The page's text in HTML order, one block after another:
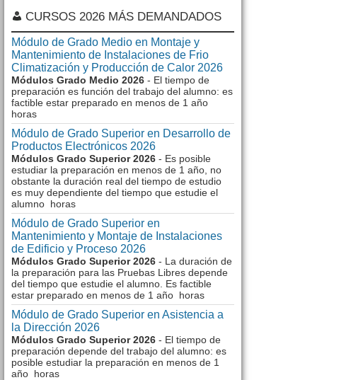
CURSOS 2026 MÁS DEMANDADOS
Módulo de Grado Medio en Montaje y
Mantenimiento de Instalaciones de Frio
Climatización y Producción de Calor 2026
Módulos Grado Medio 2026 - El tiempo de
preparación es función del trabajo del alumno: es
factible estar preparado en menos de 1 año
horas
Módulo de Grado Superior en Desarrollo de
Productos Electrónicos 2026
Módulos Grado Superior 2026 - Es posible
estudiar la preparación en menos de 1 año, no
obstante la duración real del tiempo de estudio
es muy dependiente del tiempo que estudie el
alumno horas
Módulo de Grado Superior en
Mantenimiento y Montaje de Instalaciones
de Edificio y Proceso 2026
Módulos Grado Superior 2026 - La duración de
la preparación para las Pruebas Libres depende
del tiempo que estudie el alumno. Es factible
estar preparado en menos de 1 año horas
Módulo de Grado Superior en Asistencia a
la Dirección 2026
Módulos Grado Superior 2026 - El tiempo de
preparación depende del trabajo del alumno: es
posible estudiar la preparación en menos de 1
año horas